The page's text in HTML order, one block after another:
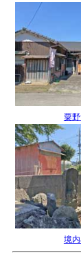
粟
境